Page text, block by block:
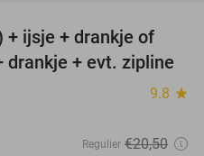
32%
+ ijsje + drankje of
drankje + evt. zipline
9.8 star
Regulier €20,50